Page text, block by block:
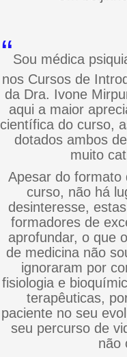
“Sou médica
nos Cursos de
da Dra. Ivone
aqui a maior
científica do curso,
dotados ambos
muito
Apesar do formato
curso, não há
desinteresse,
formadores de
aprofundar, o que
de medicina não
ignoraram por
fisiologia e
terapêuticas,
paciente no seu
seu percurso de
não